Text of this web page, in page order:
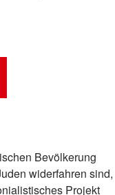
Bevölkerung
widerfahren sind,
Projekt